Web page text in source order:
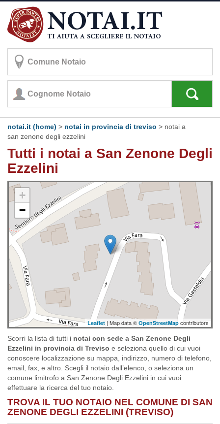
notai.it (home) > notai in provincia di treviso > notai a
san zenone degli ezzelini
Tutti i notai a San Zenone Degli
Ezzelini
+
−
Leaflet | Map data © OpenStreetMap contributors
Scorri la lista di tutti i notai con sede a San Zenone Degli
Ezzelini in provincia di Treviso e seleziona quello di cui vuoi
conoscere localizzazione su mappa, indirizzo, numero di telefono,
email, fax, e altro. Scegli il notaio dall’elenco, o seleziona un
comune limitrofo a San Zenone Degli Ezzelini in cui vuoi
effettuare la ricerca del tuo notaio.
TROVA IL TUO NOTAIO NEL COMUNE DI SAN
ZENONE DEGLI EZZELINI (TREVISO)